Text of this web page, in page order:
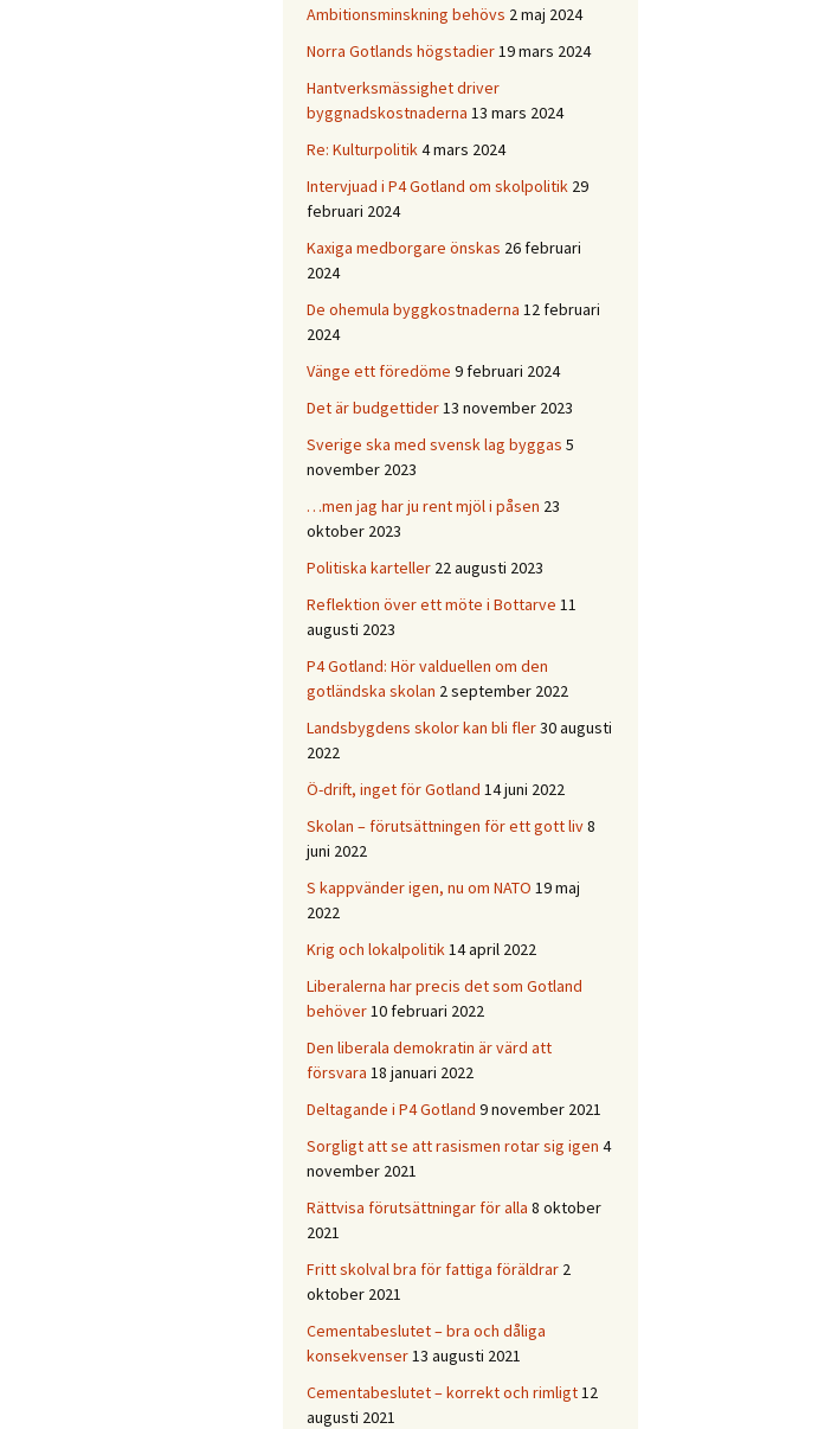
Ambitionsminskning behövs 2 maj 2024
Norra Gotlands högstadier19 mars 2024
Hantverksmässighet driver
byggnadskostnaderna 13 mars 2024
Re: Kulturpolitik4 mars 2024
Intervjuad i P4 Gotland om skolpolitik 29
februari 2024
Kaxiga medborgare önskas 26 februari
2024
De ohemula byggkostnaderna 12 februari
2024
Vänge ett föredöme 9 februari 2024
Det är budgettider13 november 2023
Sverige ska med svensk lag byggas 5
november 2023
…men jag har ju rent mjöl i påsen 23
oktober 2023
Politiska karteller 22 augusti 2023
Reflektion över ett möte i Bottarve 11
augusti 2023
P4 Gotland: Hör valduellen om den
gotländska skolan 2 september 2022
Landsbygdens skolor kan bli fler30 augusti
2022
Ö-drift, inget för Gotland 14 juni 2022
Skolan – förutsättningen för ett gott liv8
juni 2022
S kappvänder igen, nu om NATO 19 maj
2022
Krig och lokalpolitik14 april 2022
Liberalerna har precis det som Gotland
behöver10 februari 2022
Den liberala demokratin är värd att
försvara 18 januari 2022
Deltagande i P4 Gotland 9 november 2021
Sorgligt att se att rasismen rotar sig igen 4
november 2021
Rättvisa förutsättningar för alla 8 oktober
2021
Fritt skolval bra för fattiga föräldrar 2
oktober 2021
Cementabeslutet – bra och dåliga
konsekvenser13 augusti 2021
Cementabeslutet – korrekt och rimligt12
augusti 2021